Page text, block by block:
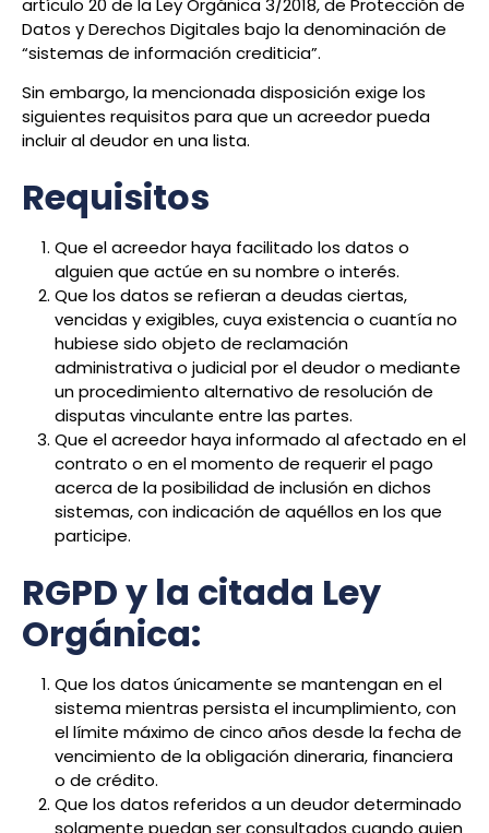
Datos y Derechos Digitales bajo la denominación de
“sistemas de información crediticia”.
Sin embargo, la mencionada disposición exige los
siguientes requisitos para que un acreedor pueda
incluir al deudor en una lista.
Requisitos
Que el acreedor haya facilitado los datos o
alguien que actúe en su nombre o interés.
Que los datos se refieran adeudas ciertas,
vencidas y exigibles, cuya existencia o cuantía no
hubiese sido objeto de reclamación
administrativa o judicial por el deudor o mediante
un procedimiento alternativo de resolución de
disputas vinculante entre las partes.
Que el acreedor haya informado al afectado en el
contrato o en el momento de requerir el pago
acerca de la posibilidad de inclusión en dichos
sistemas,con indicación de aquéllos en los que
participe.
RGPD y la citada Ley
Orgánica:
Que los datos únicamente se mantengan en el
sistema mientras persista el incumplimiento, con
ellímite máximo de cinco años desde la fecha de
vencimiento de la obligación dineraria, financiera
o de crédito.
Que los datos referidos a un deudor determinado
solamente puedan ser consultados cuando quien